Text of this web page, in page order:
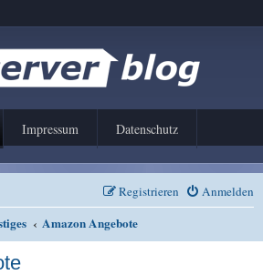
Impressum Datenschutz
Anmelden
Registrieren
Amazon Angebote